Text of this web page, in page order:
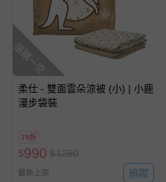
搶購一空
柔仕 - 雙面雲朵涼被 (小) | 小鹿
漫步袋裝
79折
$990 $1250
最新上架 追蹤